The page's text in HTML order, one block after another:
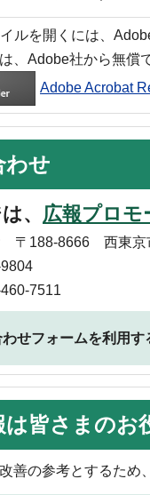
ルを開くには、
、Adobe社から無償
Adobe Acrobat
わせ
、 広報プロモ
〒188-8666 西東京
7511
せフォームを利用す
は皆さまのお
善の参考とするため